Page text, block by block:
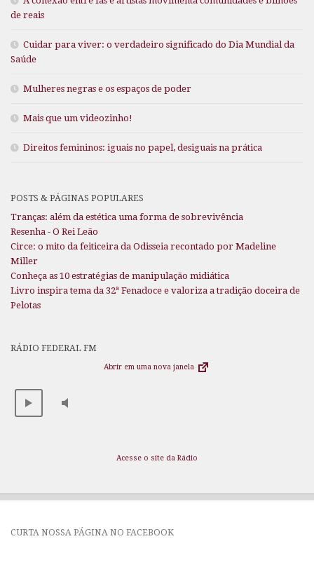
de reais
Cuidar para viver: o verdadeiro significado do Dia Mundial da
Saúde
Mulheres negras e os espaços de poder
Mais que um videozinho!
Direitos femininos: iguais no papel, desiguais na prática
POSTS & PÁGINAS POPULARES
Tranças: além da estética uma forma de sobrevivência
Resenha - O Rei Leão
Circe: o mito da feiticeira da Odisseia recontado por Madeline
Miller
Conheça as 10 estratégias de manipulação midiática
Livro inspira tema da 32ª Fenadoce e valoriza a tradição doceira de
Pelotas
RÁDIO FEDERAL FM
Abrir em uma nova janela
Acesse o site da Rádio
CURTA NOSSA PÁGINA NO FACEBOOK